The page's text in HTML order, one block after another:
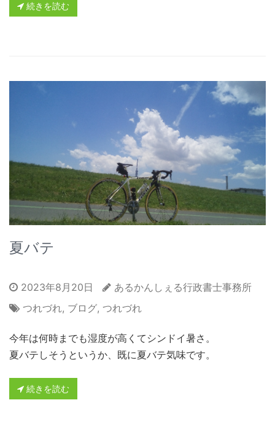
続きを読む
夏バテ
2023年8月20日
あるかんしぇる行政書士事務所
つれづれ, ブログ, つれづれ
今年は何時までも湿度が高くてシンドイ暑さ。
夏バテしそうというか、既に夏バテ気味です。
続きを読む